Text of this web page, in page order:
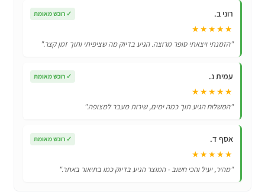
עמוק
ULTRASONIC
מבית
ANLAN
רוני ב. ✓ רוכש מאומת
★★★★★
"הזמנתי ויצאתי סופר מרוצה. הגיע בדיוק מה שציפיתי ותוך זמן קצר."
עמית נ. ✓ רוכש מאומת
★★★★★
"המשלוח הגיע תוך כמה ימים, שירות מעבר למצופה."
אסף ד. ✓ רוכש מאומת
★★★★★
"מהיר, יעיל והכי חשוב - המוצר הגיע בדיוק כמו בתיאור באתר."